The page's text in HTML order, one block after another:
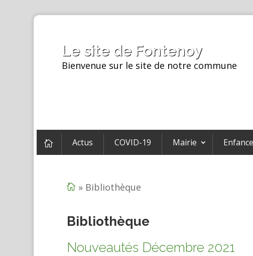
Le site de Fontenoy
Bienvenue sur le site de notre commune
 Actus COVID-19 Mairie
 » Bibliothèque
Bibliothèque
Nouveautés Décembre 2021